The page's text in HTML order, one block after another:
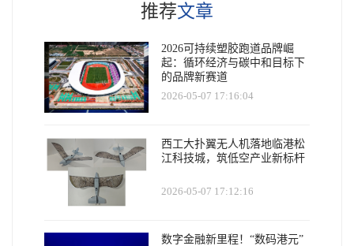
推荐文章
2026可持续塑胶跑道品牌崛
起：循环经济与碳中和目标下
的品牌新赛道
2026-05-07 17:16:04
西工大扑翼无人机落地临港松
江科技城，筑低空产业新标杆
2026-05-07 17:12:16
数字金融新里程！“数码港元”